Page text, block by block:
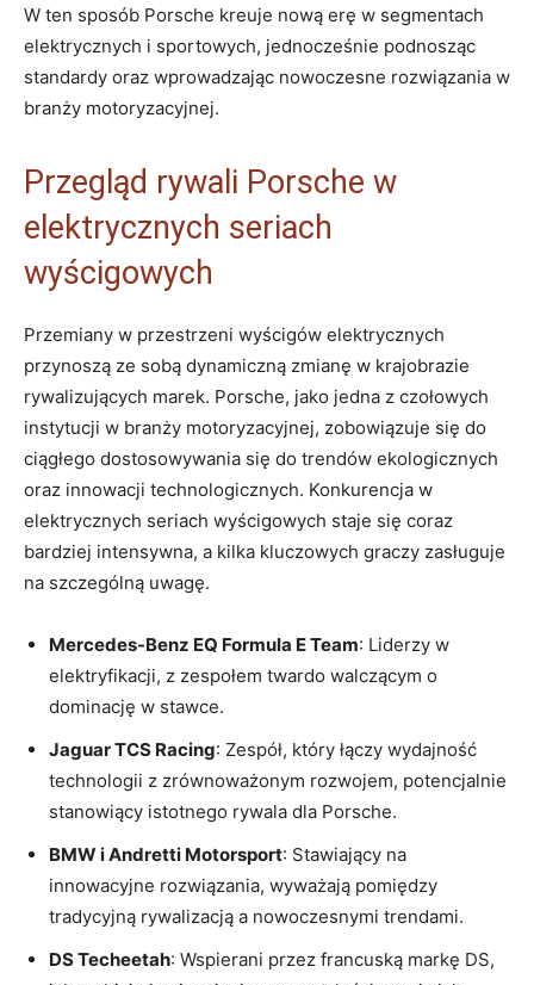
W ten sposób Porsche kreuje nową erę w segmentach
elektrycznych i sportowych, jednocześnie podnosząc
standardy oraz wprowadzając nowoczesne rozwiązania w
branży motoryzacyjnej.
Przegląd rywali Porsche w
elektrycznych seriach
wyścigowych
Przemiany w przestrzeni wyścigów elektrycznych
przynoszą ze sobą dynamiczną zmianę w krajobrazie
rywalizujących marek. Porsche, jako jedna z czołowych
instytucji w branży motoryzacyjnej, zobowiązuje się do
ciągłego dostosowywania się do trendów ekologicznych
oraz innowacji technologicznych. Konkurencja w
elektrycznych seriach wyścigowych staje się coraz
bardziej intensywna, a kilka kluczowych graczy zasługuje
na szczególną uwagę.
Mercedes-Benz EQ Formula E Team: Liderzy w
elektryfikacji, z zespołem twardo walczącym o
dominację w stawce.
Jaguar TCS Racing: Zespół, który łączy wydajność
technologii z zrównoważonym rozwojem, potencjalnie
stanowiący istotnego rywala dla Porsche.
BMW i Andretti Motorsport: Stawiający na
innowacyjne rozwiązania, wyważają pomiędzy
tradycyjną rywalizacją a nowoczesnymi trendami.
DS Techeetah: Wspierani przez francuską markę DS,